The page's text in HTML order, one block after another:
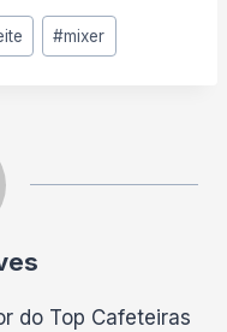
#mixer
do Top Cafeteiras